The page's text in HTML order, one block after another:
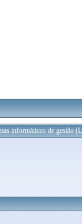
informáticos de gestão